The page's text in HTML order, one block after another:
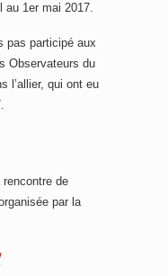
1er mai 2017.
pas participé aux
Observateurs du
l’allier, qui ont eu
de
par la